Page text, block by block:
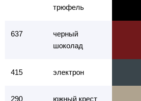
трюфель
637
черный
шоколад
415 электрон
290 южный крест